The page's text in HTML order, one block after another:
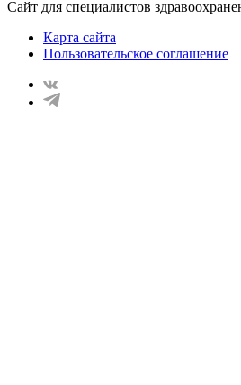
Сайт для специалистов
Карта сайта
Пользовательское соглашение